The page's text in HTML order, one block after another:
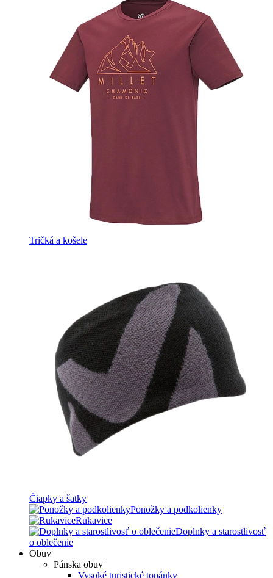
Tričká a košele
Čiapky a šatky
Ponožky a podkolienky
Rukavice
Doplnky a starostlivosť
o oblečenie
Obuv
Pánska obuv
Vysoké turistické topánky